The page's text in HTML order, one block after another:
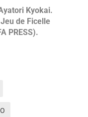
Kyokai.
de Ficelle
PRESS).